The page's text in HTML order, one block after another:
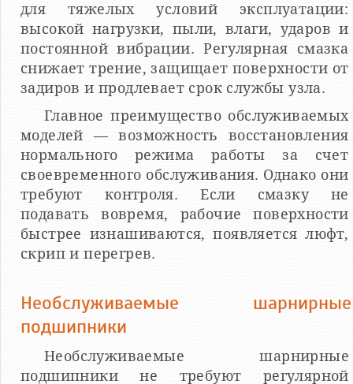
для тяжелых условий эксплуатации:
высокой нагрузки, пыли, влаги, ударов и
постоянной вибрации. Регулярная смазка
снижает трение, защищает поверхности от
задиров и продлевает срок службы узла.
Главное преимущество обслуживаемых
моделей — возможность восстановления
нормального режима работы за счет
своевременного обслуживания. Однако они
требуют контроля. Если смазку не
подавать вовремя, рабочие поверхности
быстрее изнашиваются, появляется люфт,
скрип и перегрев.
Необслуживаемые шарнирные
подшипники
Необслуживаемые шарнирные
подшипники не требуют регулярной